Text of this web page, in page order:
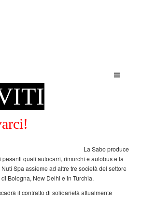
La Sabo produce
quali autocarri, rimorchi e autobus e fa
Spa assieme ad altre tre società del settore
Bologna, New Delhi e in Turchia.
il contratto di solidarietà attualmente